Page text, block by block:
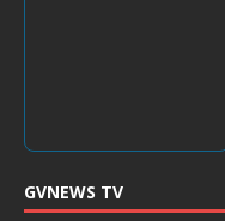
GVNEWS TV